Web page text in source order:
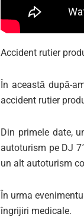
Accident rutier
În această după-
accident rutier
Din primele date,
autoturism pe DJ
un alt autoturism
În urma
îngrijiri medicale.